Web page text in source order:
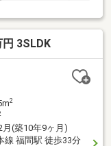
・お庭側に並列2台
3SLDK
2
月(築10年9ヶ月)
線 福間駅 徒歩33分